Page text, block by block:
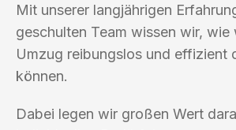
Mit unserer langjährigen
geschulten Team wissen wir, wie
Umzug reibungslos und effizient
können.
Dabei legen wir großen Wert